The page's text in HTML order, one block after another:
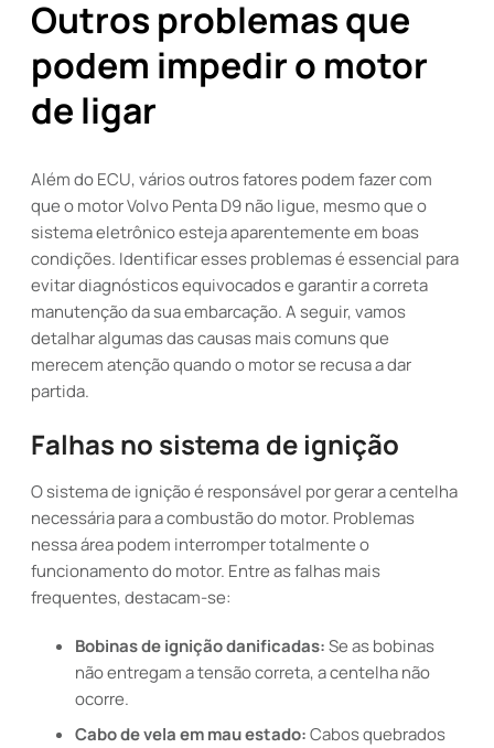
Outros problemas que
podem impedir o motor
de ligar
Além do ECU, vários outros fatores podem fazer com
que o motor Volvo Penta D9 não ligue, mesmo que o
sistema eletrônico esteja aparentemente em boas
condições. Identificar esses problemas é essencial para
evitar diagnósticos equivocados e garantir a correta
manutenção da sua embarcação. A seguir, vamos
detalhar algumas das causas mais comuns que
merecem atenção quando o motor se recusa a dar
partida.
Falhas no sistema de ignição
O sistema de ignição é responsável por gerar a centelha
necessária para a combustão do motor. Problemas
nessa área podem interromper totalmente o
funcionamento do motor. Entre as falhas mais
frequentes, destacam-se:
Bobinas de ignição danificadas:Se as bobinas
não entregam a tensão correta, a centelha não
ocorre.
Cabo de vela em mau estado:Cabos quebrados